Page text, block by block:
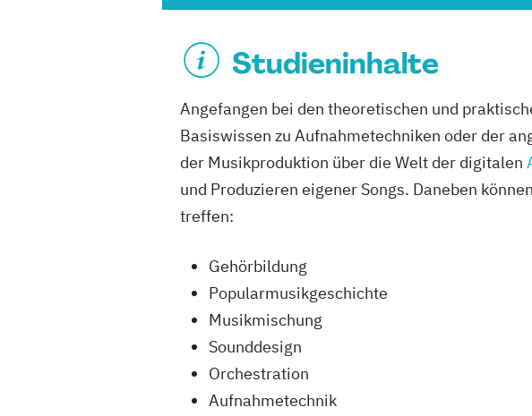
Studieninhalte
Angefangen bei den theoretischen und
Basiswissen zu Aufnahmetechniken oder der
der Musikproduktion über die Welt der digitalen
und Produzieren eigener Songs. Daneben
treffen:
Gehörbildung
Popularmusikgeschichte
Musikmischung
Sounddesign
Orchestration
Aufnahmetechnik